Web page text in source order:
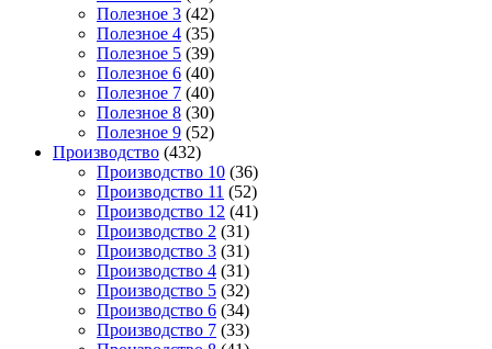
Полезное 3 (42)
Полезное 4 (35)
Полезное 5 (39)
Полезное 6 (40)
Полезное 7 (40)
Полезное 8 (30)
Полезное 9 (52)
Производство (432)
Производство 10 (36)
Производство 11 (52)
Производство 12 (41)
Производство 2 (31)
Производство 3 (31)
Производство 4 (31)
Производство 5 (32)
Производство 6 (34)
Производство 7 (33)